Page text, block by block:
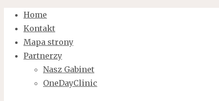
Home
Kontakt
Mapa strony
Partnerzy
Nasz Gabinet
OneDayClinic